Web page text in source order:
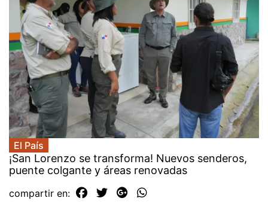
El País
¡San Lorenzo se transforma! Nuevos senderos,
puente colgante y áreas renovadas
compartir en: